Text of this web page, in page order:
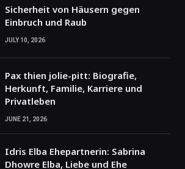
Sicherheit von Häusern gegen
Einbruch und Raub
JULY 10, 2026
Pax thien jolie-pitt: Biografie,
Herkunft, Familie, Karriere und
Privatleben
JUNE 21, 2026
Idris Elba Ehepartnerin: Sabrina
Dhowre Elba, Liebe und Ehe